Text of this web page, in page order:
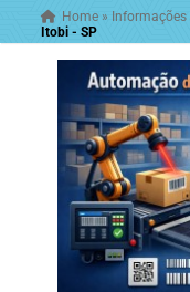
Home » Informações
Itobi - SP